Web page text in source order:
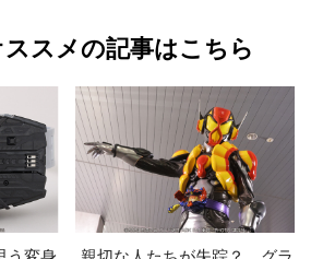
スメの記事はこちら